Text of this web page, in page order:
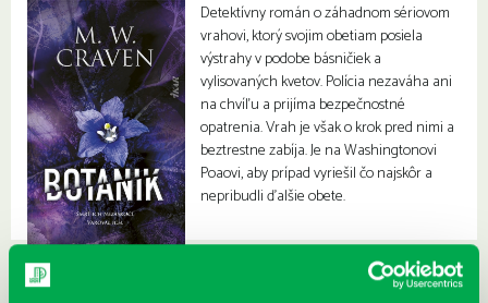
Detektívny román o záhadnom sériovom
vrahovi, ktorý svojim obetiam posiela
výstrahy v podobe básničiek a
vylisovaných kvetov. Polícia nezaváha ani
na chvíľu a prijíma bezpečnostné
opatrenia. Vrah je však o krok pred nimi a
beztrestne zabíja. Je na Washingtonovi
Poaovi, aby prípad vyriešil čo najskôr a
nepribudli ďalšie obete.